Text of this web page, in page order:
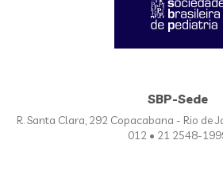
SBP-Sede
R. Santa Clara, 292 Copacabana - Rio de
012 • 21 2548-